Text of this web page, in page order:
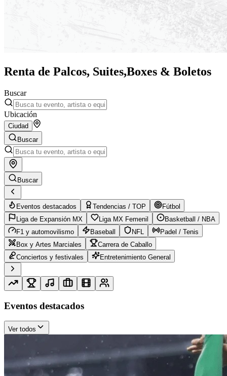
Renta de Palcos, Suites,Boxes & Boletos
Buscar
Ubicación
Ciudad
Buscar
Buscar
Eventos destacados Tendencias / TOP
Fútbol
Liga de Expansión MX
Liga MX Femenil
Basketball / NBA
F1 y automovilismo
Baseball NFL
Padel / Tenis
Box y Artes Marciales
Carrera de Caballo
Conciertos y festivales
Entretenimiento General
Eventos destacados
Ver todos